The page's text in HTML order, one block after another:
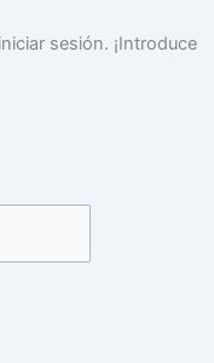
sesión. ¡Introduce